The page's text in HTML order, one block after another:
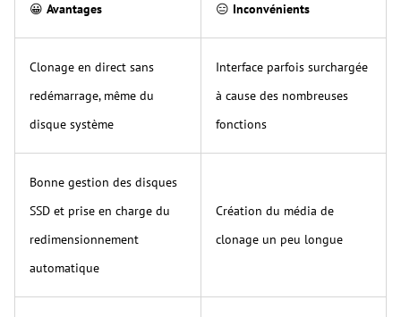
😀 Avantages 😑 Inconvénients
Clonage en direct sans
redémarrage, même du
disque système
Interface parfois surchargée
à cause des nombreuses
fonctions
Bonne gestion des disques
SSD et prise en charge du
redimensionnement
automatique
Création du média de
clonage un peu longue